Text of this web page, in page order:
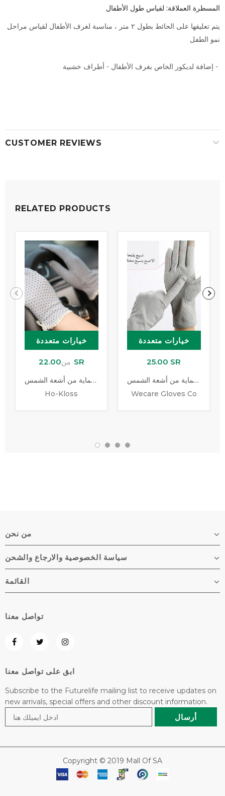
المسطرة العملاقة: لقياس طول الأطفال
يتم تعليقها على الحائط بطول ٢ متر ، مناسبة لغرف الأطفال لقياس مراحل
نمو الطفل
إضافة لديكور الخاص بغرف الأطفال - أطراف خشبية -
CUSTOMER REVIEWS
RELATED PRODUCTS
خيارات متعددة
من 22.00 SR
قفاز للحماية من أشعة الشمس
Ho-Kloss
خيارات متعددة
25.00 SR
قفازات القيادة للحماية من أشعة الشمس
Wecare Gloves Co
من نحن
سياسة الخصوصية والارجاع والشحن
القائمة
تواصل معنا
ابق على تواصل معنا
Subscribe to the Futurelife mailing list to receive updates on
new arrivals, special offers and other discount information.
Copyright © 2019 Mall Of SA